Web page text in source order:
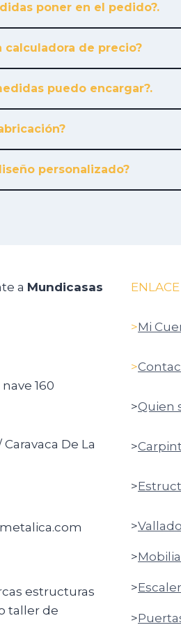
poner en el pedido?.
calculadora de precio?
puedo encargar?.
personalizado?
a Mundicasas
160
De La
estructuras
taller de
>Mi
>
>Quien
>
>
>
>
>
>